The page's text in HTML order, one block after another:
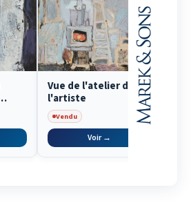
Vue de l'atelier de
l'artiste
Vendu
Voir →